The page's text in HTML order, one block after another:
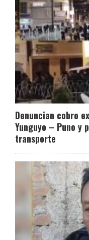
Denuncian cobro
Yunguyo – Puno y
transporte